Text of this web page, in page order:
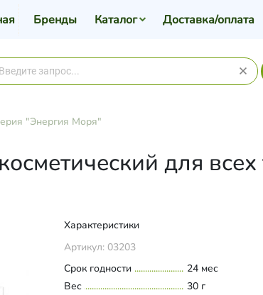
Бренды Каталог Доставка/оплата
"Энергия Моря"
для
Характеристики
Артикул: 03203
Срок годности
24 мес
Вес
30 г